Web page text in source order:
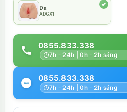
Da
ADGX1
0855.833.338
7h - 24h | 0h - 2h sáng
0855.833.338
7h - 24h | 0h - 2h sáng